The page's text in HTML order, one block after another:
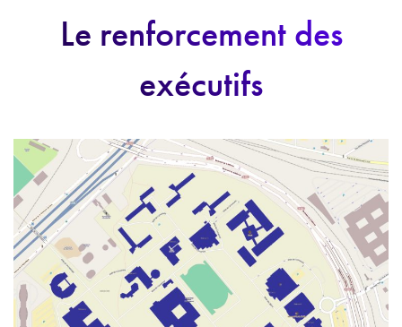
Le renforcement des
exécutifs